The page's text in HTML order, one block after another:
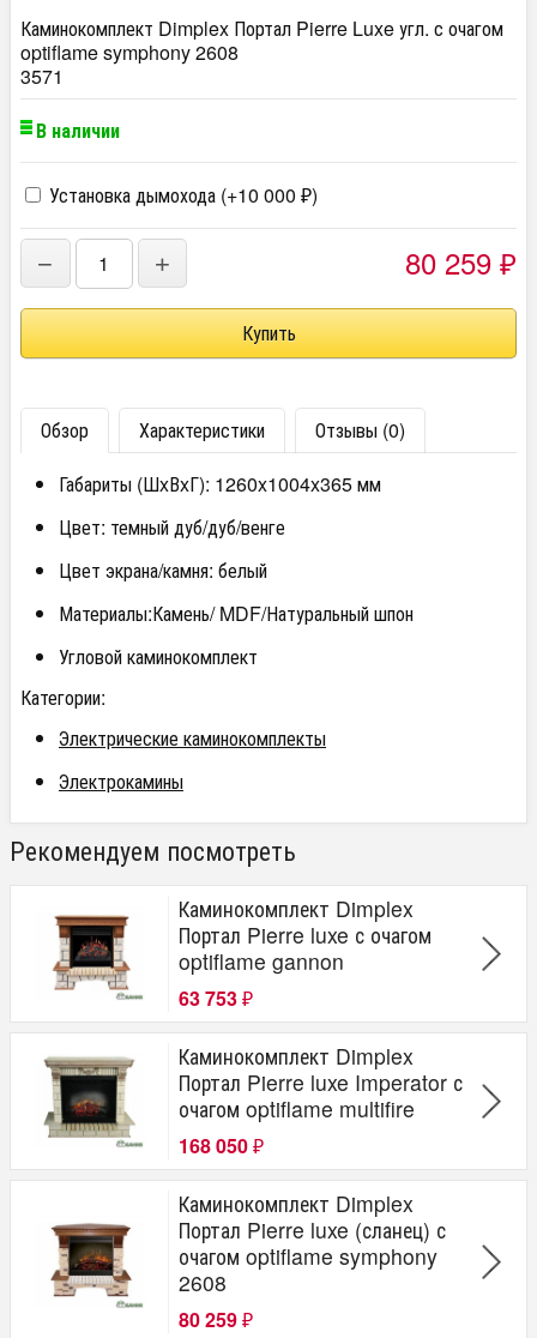
Каминокомплект Dimplex Портал Pierre Luxe угл. с очагом
optiflame symphony 2608
3571
В наличии
Установка дымохода (+10 000 ₽)
− + 80 259 ₽
Обзор Характеристики
Отзывы (0)
Габариты (ШxВxГ): 1260x1004x365 мм
Цвет: темный дуб/дуб/венге
Цвет экрана/камня: белый
Материалы:Камень/ MDF/Натуральный шпон
Угловой каминокомплект
Категории:
Электрические каминокомплекты
Электрокамины
Рекомендуем посмотреть
Каминокомплект Dimplex
Портал Pierre luxe с очагом
optiflame gannon
63 753 ₽
Каминокомплект Dimplex
Портал Pierre luxe Imperator с
очагом optiflame multifire
168 050 ₽
Каминокомплект Dimplex
Портал Pierre luxe (сланец) с
очагом optiflame symphony
2608
80 259 ₽